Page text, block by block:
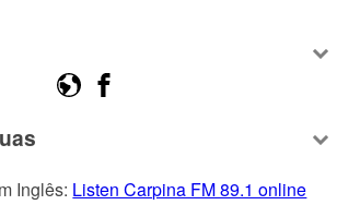
Inglês: Listen Carpina FM 89.1 online